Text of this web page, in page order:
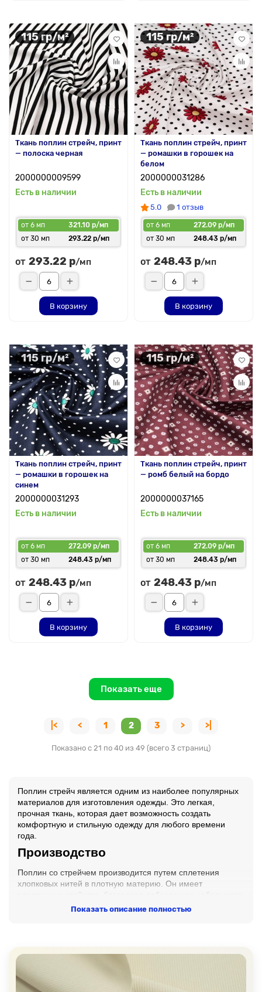
115 гр/м²
Ткань поплин стрейч, принт
— полоска черная
2000000009599
Есть в наличии
от 6 мп
321.10 р/мп
от 30 мп
293.22 р/мп
от 293.22 р/мп
В корзину
115 гр/м²
Ткань поплин стрейч, принт
— ромашки в горошек на
белом
2000000031286
Есть в наличии
5.0 1 отзыв
от 6 мп
272.09 р/мп
от 30 мп
248.43 р/мп
от 248.43 р/мп
В корзину
115 гр/м²
Ткань поплин стрейч, принт
— ромашки в горошек на
синем
2000000031293
Есть в наличии
от 6 мп
272.09 р/мп
от 30 мп
248.43 р/мп
от 248.43 р/мп
В корзину
115 гр/м²
Ткань поплин стрейч, принт
— ромб белый на бордо
2000000037165
Есть в наличии
от 6 мп
272.09 р/мп
от 30 мп
248.43 р/мп
от 248.43 р/мп
В корзину
Показать еще
|< < 1 2 3 > >|
Показано с 21 по 40 из 49 (всего 3 страниц)
Поплин стрейч является одним из наиболее популярных
материалов для изготовления одежды. Это легкая,
прочная ткань, которая дает возможность создать
комфортную и стильную одежду для любого времени
года.
Производство
Поплин со стрейчем производится путем сплетения
хлопковых нитей в плотную материю. Он имеет
процента эластана в основу. Это позволяет растягиваться
Свойства
Одежда, изготовленная из данного полотна, легко
Показать описание полностью